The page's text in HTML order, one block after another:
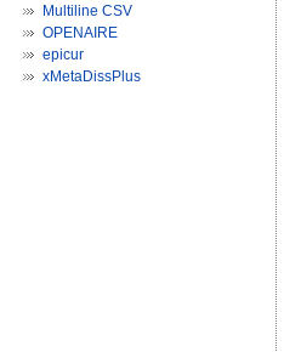
Multiline CSV
OPENAIRE
epicur
xMetaDissPlus